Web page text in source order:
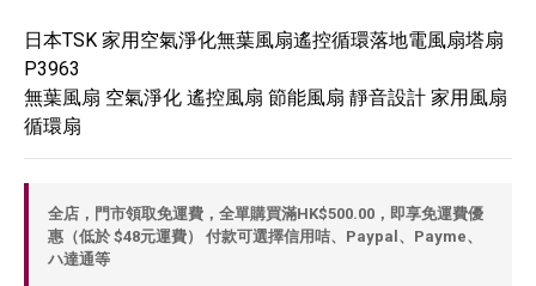
日本TSK 家用空氣淨化無葉風扇遙控循環落地電風扇塔扇
P3963
無葉風扇 空氣淨化 遙控風扇 節能風扇 靜音設計 家用風扇
循環扇
全店，門市領取免運費，全單購買滿HK$500.00，即享免運費優
惠（低於 $48元運費） 付款可選擇信用咭、Paypal、Payme、
ハ達通等